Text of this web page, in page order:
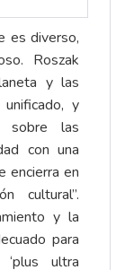
es diverso,
Roszak
y las
y
sobre las
con una
encierra en
cultural”.
y la
para
ultra